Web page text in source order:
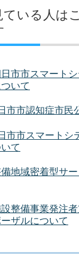
ている人は
市市スマート
いて
市市認知症市民
市市スマートシ
て
地域密着型サ
整備事業発注
ザルについて